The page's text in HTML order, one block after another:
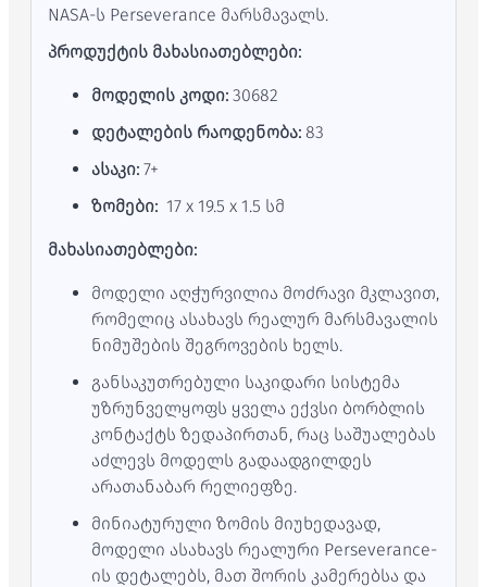
NASA-ს Perseverance მარსმავალს.
პროდუქტის მახასიათებლები:
მოდელის კოდი: 30682
დეტალების რაოდენობა: 83
ასაკი: 7+
ზომები: 17 x 19.5 x 1.5 სმ
მახასიათებლები:
მოდელი აღჭურვილია მოძრავი მკლავით,
რომელიც ასახავს რეალურ მარსმავალის
ნიმუშების შეგროვების ხელს.
განსაკუთრებული საკიდარი სისტემა
უზრუნველყოფს ყველა ექვსი ბორბლის
კონტაქტს ზედაპირთან, რაც საშუალებას
აძლევს მოდელს გადაადგილდეს
არათანაბარ რელიეფზე.
მინიატურული ზომის მიუხედავად,
მოდელი ასახავს რეალური Perseverance-
ის დეტალებს, მათ შორის კამერებსა და